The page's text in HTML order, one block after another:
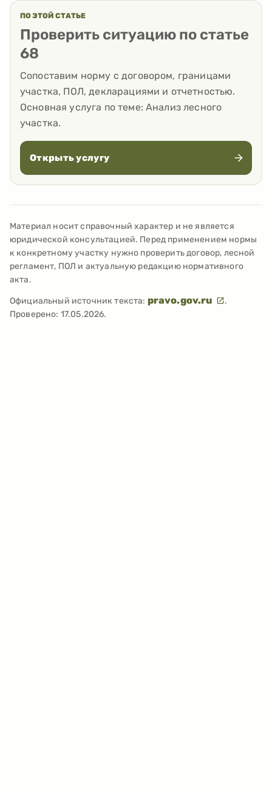
ПО ЭТОЙ СТАТЬЕ
Проверить ситуацию по статье
68
Сопоставим норму с договором, границами
участка, ПОЛ, декларациями и отчетностью.
Основная услуга по теме:Анализ лесного
участка.
Открыть услугу
Материал носит справочный характер и не является
юридической консультацией. Перед применением нормы
к конкретному участку нужно проверить договор, лесной
регламент, ПОЛ и актуальную редакцию нормативного
акта.
Официальный источник текста: pravo.gov.ru
.
Проверено: 17.05.2026.